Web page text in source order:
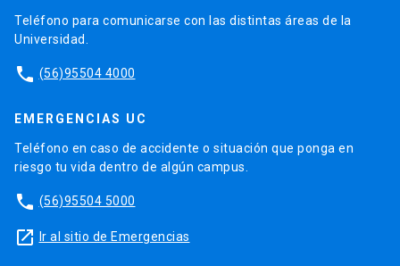
Teléfono para comunicarse con las distintas áreas de la
Universidad.
phone (56)95504 4000
EMERGENCIAS UC
Teléfono en caso de accidente o situación que ponga en
riesgo tu vida dentro de algún campus.
phone (56)95504 5000
launch Ir al sitio de Emergencias